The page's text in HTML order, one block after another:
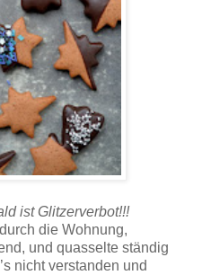
ist Glitzerverbot!!!
die Wohnung,
und quasselte ständig
nicht verstanden und